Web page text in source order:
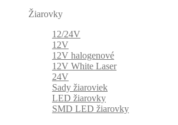
Žiarovky
12/24V
12V
12V halogenové
12V White Laser
24V
Sady žiaroviek
LED žiarovky
SMD LED žiarovky